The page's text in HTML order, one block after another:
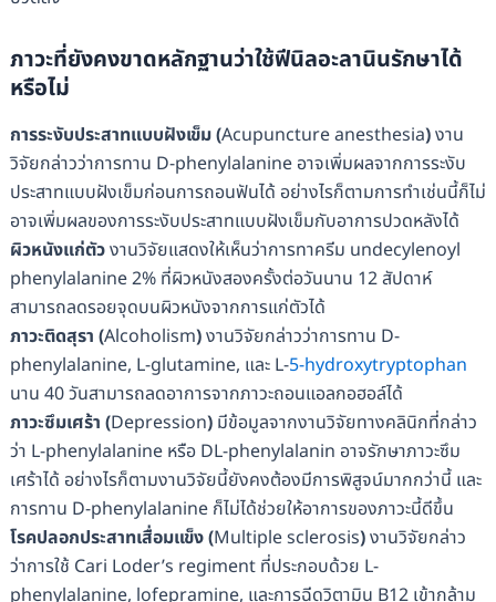
ภาวะที่ยังคงขาดหลักฐานว่าใช้ฟีนิลอะลานินรักษาได้
หรือไม่
การระงับประสาทแบบฝังเข็ม(Acupuncture anesthesia)งาน
วิจัยกล่าวว่าการทาน D-phenylalanine อาจเพิ่มผลจากการระงับ
ประสาทแบบฝังเข็มก่อนการถอนฟันได้ อย่างไรก็ตามการทำเช่นนี้ก็ไม่
อาจเพิ่มผลของการระงับประสาทแบบฝังเข็มกับอาการปวดหลังได้
ผิวหนังแก่ตัวงานวิจัยแสดงให้เห็นว่าการทาครีม undecylenoyl
phenylalanine 2% ที่ผิวหนังสองครั้งต่อวันนาน 12 สัปดาห์
สามารถลดรอยจุดบนผิวหนังจากการแก่ตัวได้
ภาวะติดสุรา (Alcoholism)งานวิจัยกล่าวว่าการทาน D-
phenylalanine, L-glutamine, และ L-5-hydroxytryptophan
นาน 40 วันสามารถลดอาการจากภาวะถอนแอลกอฮอล์ได้
ภาวะซึมเศร้า (Depression) มีข้อมูลจากงานวิจัยทางคลินิกที่กล่าว
ว่า L-phenylalanine หรือ DL-phenylalanin อาจรักษาภาวะซึม
เศร้าได้ อย่างไรก็ตามงานวิจัยนี้ยังคงต้องมีการพิสูจน์มากกว่านี้ และ
การทาน D-phenylalanine ก็ไม่ได้ช่วยให้อาการของภาวะนี้ดีขึ้น
โรคปลอกประสาทเสื่อมแข็ง(Multiple sclerosis)งานวิจัยกล่าว
ว่าการใช้ Cari Loder’s regiment ที่ประกอบด้วย L-
phenylalanine, lofepramine, และการฉีดวิตามิน B12 เข้ากล้าม